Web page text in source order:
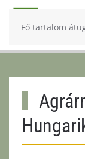
Fő tartalom